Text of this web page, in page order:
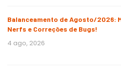
Balanceamento de Agosto/2026:
Nerfs e Correções de Bugs!
4 ago, 2026